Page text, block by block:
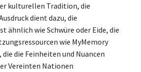
kulturellen Tradition, die
dient dazu, die
wie Schwüre oder Eide, die
wie MyMemory
die Feinheiten und Nuancen
Vereinten Nationen